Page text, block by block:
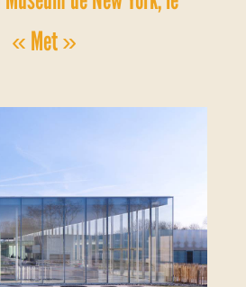
« Met »